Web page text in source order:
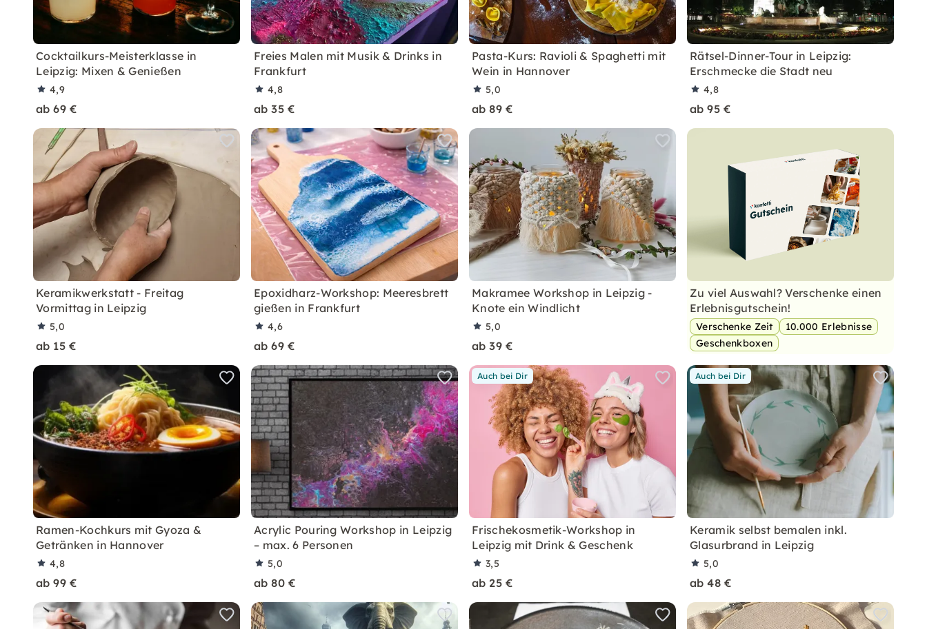
Cocktailkurs-Meisterklasse in
Leipzig: Mixen & Genießen
4,9
ab 69 €
Freies Malen mit Musik & Drinks in
Frankfurt
4,8
ab 35 €
Pasta-Kurs: Ravioli & Spaghetti mit
Wein in Hannover
5,0
ab 89 €
Rätsel-Dinner-Tour in Leipzig:
Erschmecke die Stadt neu
4,8
ab 95 €
Keramikwerkstatt - Freitag
Vormittag in Leipzig
5,0
ab 15 €
Epoxidharz-Workshop: Meeresbrett
gießen in Frankfurt
4,6
ab 69 €
Makramee Workshop in Leipzig -
Knote ein Windlicht
5,0
ab 39 €
Zu viel Auswahl? Verschenke einen
Erlebnisgutschein!
Verschenke Zeit
10.000 Erlebnisse
Geschenkboxen
Ramen-Kochkurs mit Gyoza &
Getränken in Hannover
4,8
ab 99 €
Acrylic Pouring Workshop in Leipzig
– max. 6 Personen
5,0
ab 80 €
Auch bei Dir
Frischekosmetik-Workshop in
Leipzig mit Drink & Geschenk
3,5
ab 25 €
Auch bei Dir
Keramik selbst bemalen inkl.
Glasurbrand in Leipzig
5,0
ab 48 €